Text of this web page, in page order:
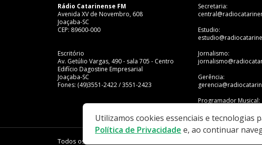
Rádio Catarinense FM
Avenida XV de Novembro, 608
Joaçaba-SC
CEP: 89600-000
Escritório
Av. Getúlio Vargas, 490 - sala 705 - Centro
Edifício Dagostine Empresarial
Joaçaba-SC
Fones: (49)3551-2422 / 3551-2423
Secretaria:
Estudio:
Jornalismo:
Gerência:
Programador Musical:
Todos os direitos reservados - Rádio Catarinense
Utilizamos cookies essenciais e tecnologias
Política de Privacidade e, ao continuar